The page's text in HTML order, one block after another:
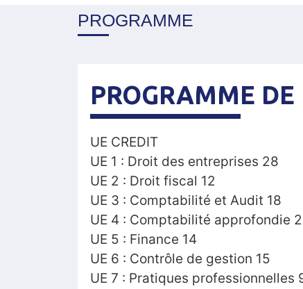
PROGRAMME
PROGRAMME
UE CREDIT
UE 1 : Droit des entreprises 28
UE 2 : Droit fiscal 12
UE 3 : Comptabilité et Audit 18
UE 4 : Comptabilité approfondie
UE 5 : Finance 14
UE 6 : Contrôle de gestion 15
UE 7 : Pratiques professionnelles